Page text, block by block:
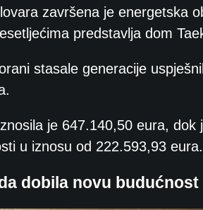
završena je energetska
predstavlja dom
stasale generacije
je 647.140,50 eura,
u iznosu od 222.593,93 eura.
dobila novu budućnost